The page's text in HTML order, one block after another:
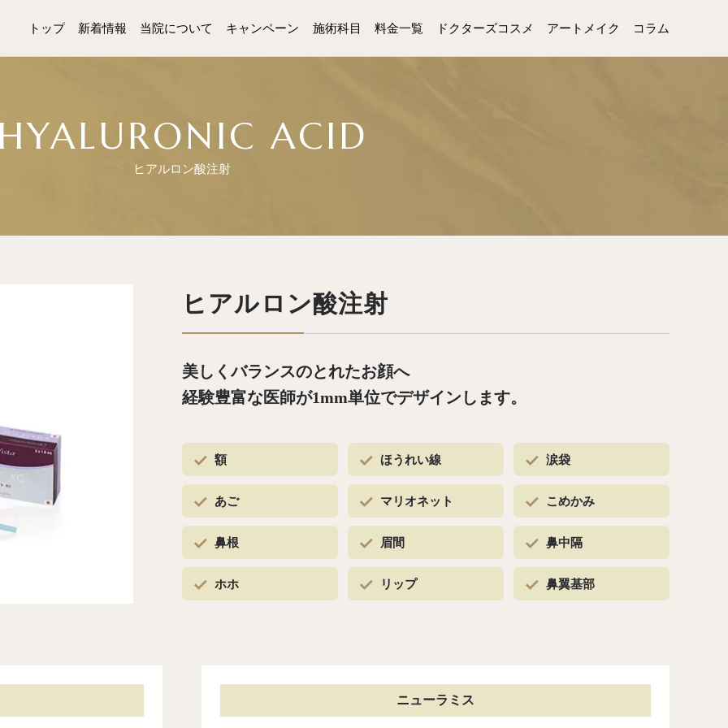
トップ 新着情報 当院について キャンペーン 施術科目 料金一覧 ドクターズコスメ アートメイク コラム
ACID
ヒアルロン酸注射
ヒアルロン酸注射
美しくバランスのとれたお顔へ
経験豊富な医師が1mm単位でデザインします。
額 ほうれい線 涙袋
あご マリオネット こめかみ
鼻根 眉間 鼻中隔
ホホ リップ 鼻翼基部
ニューラミス